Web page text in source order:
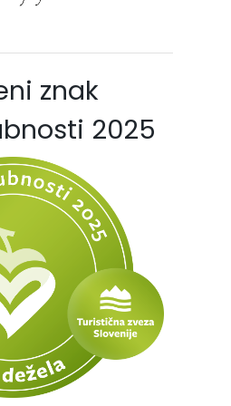
znak
2025